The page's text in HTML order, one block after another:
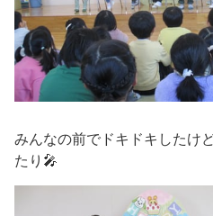
みんなの前でドキドキしたけ
たり🎤